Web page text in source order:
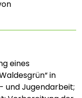
eines
in
und Jugendarbeit;